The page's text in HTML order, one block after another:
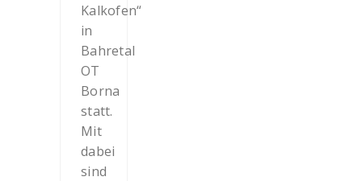
Kalkofen“
in
Bahretal
OT
Borna
statt.
Mit
dabei
sind